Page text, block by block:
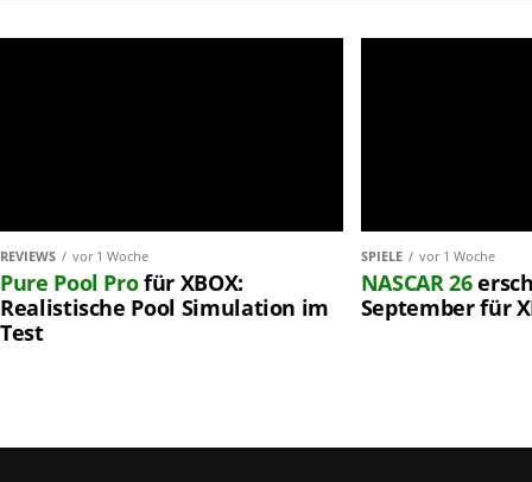
REVIEWS vor 1 Woche
Pure Pool Profür XBOX:
Realistische Pool Simulation im
Test
SPIELE vor 1 Woche
NASCAR 26
September für